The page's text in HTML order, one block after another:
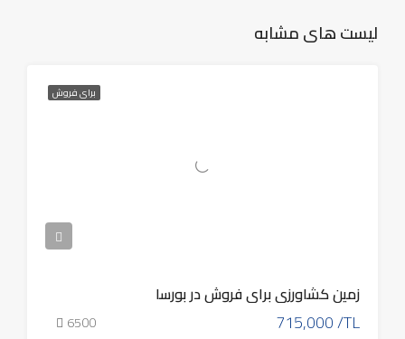
لیست های مشابه
برای فروش
زمین کشاورزی برای فروش در بورسا
715,000 /TL
6500